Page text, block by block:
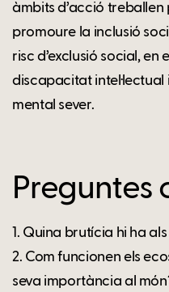
àmbits d’acció treballen
promoure la inclusió
risc d’exclusió social,
discapacitat
mental sever.
Preguntes
1. Quina brutícia hi ha
2. Com funcionen els
seva importància al